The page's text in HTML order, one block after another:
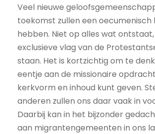
Veel nieuwe
toekomst zullen een
hebben. Niet op alles wat
exclusieve vlag van de
staan. Het is kortzichtig om te
eentje aan de missionaire
kerkvorm en inhoud kunt geven.
anderen zullen ons daar vaak in
Daarbij kan in het bijzonder
aan migrantengemeenten in ons